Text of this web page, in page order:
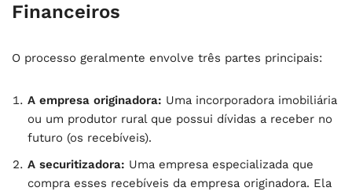
Financeiros
O processo geralmente envolve três partes principais:
A empresa originadora: Uma incorporadora imobiliária
ou um produtor rural que possui dívidas a receber no
futuro (os recebíveis).
A securitizadora: Uma empresa especializada que
compra esses recebíveis da empresa originadora. Ela